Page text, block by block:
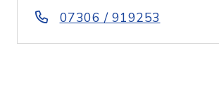
07306 / 919253